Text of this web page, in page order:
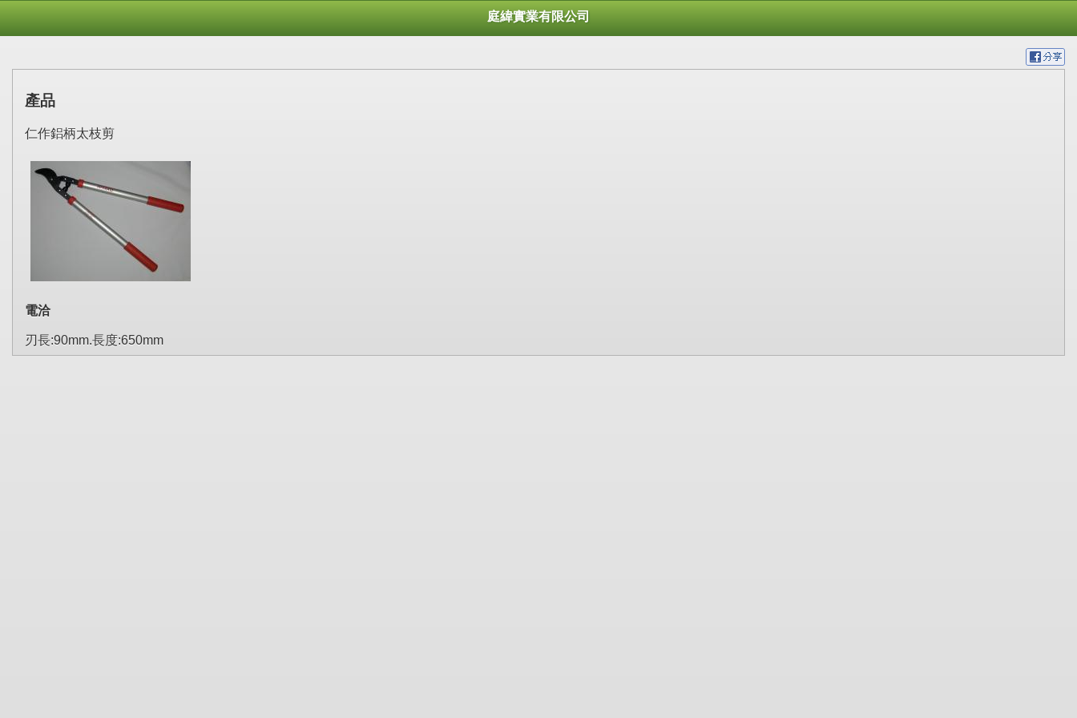
庭緯實業有限公司
產品
仁作鋁柄太枝剪
電洽
刃長:90mm.長度:650mm